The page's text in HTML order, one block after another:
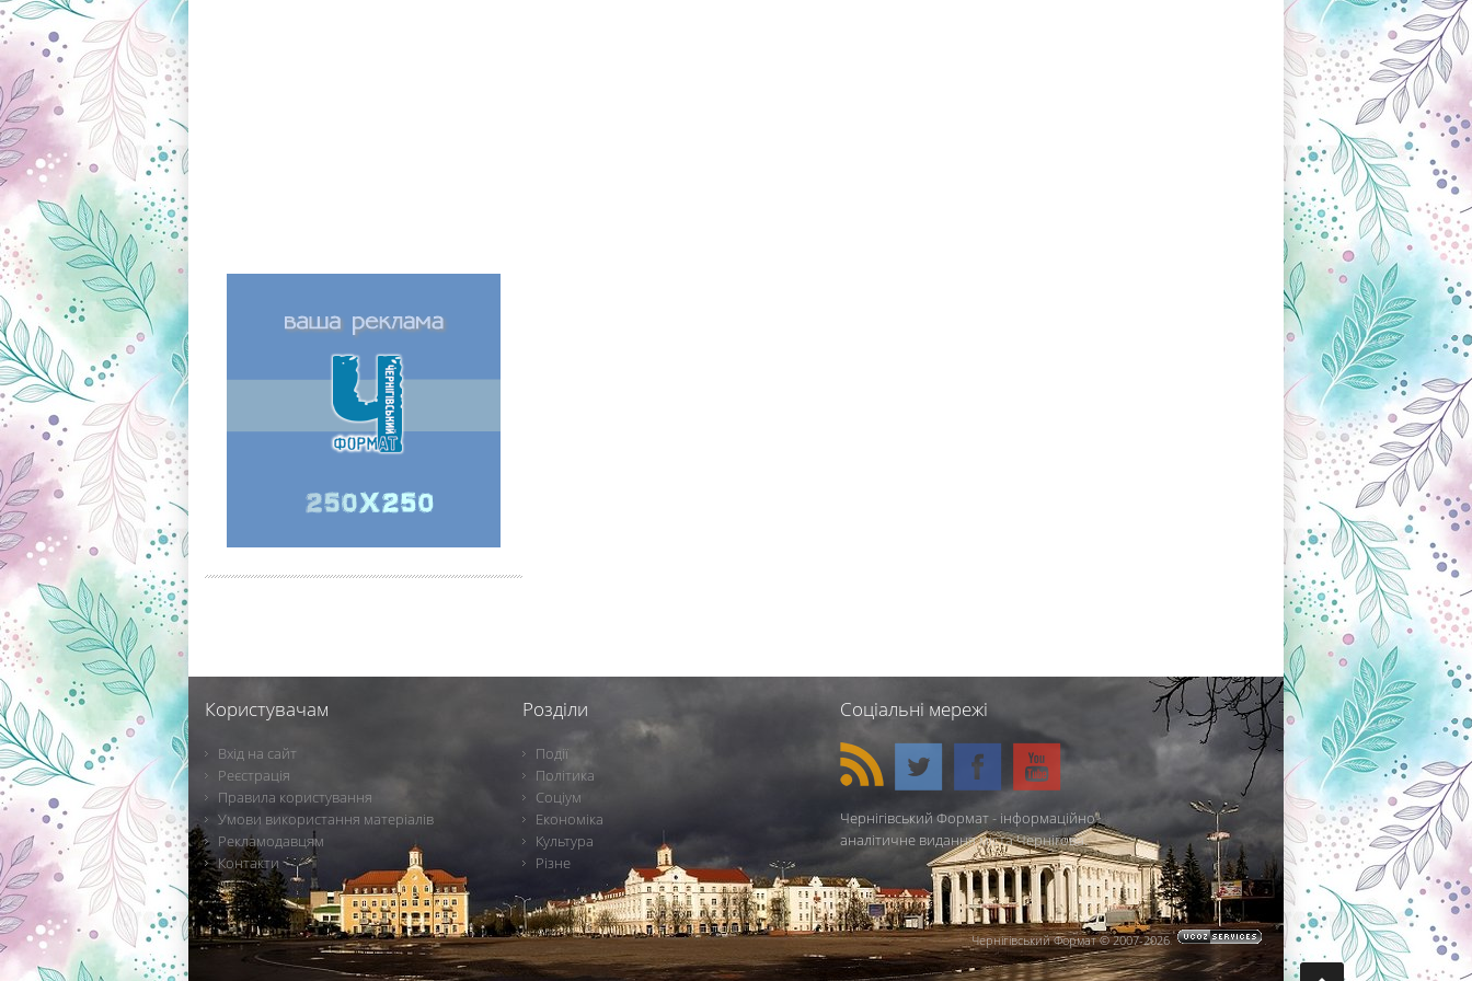
Користувачам
Вхід на сайт
Реєстрація
Правила користування
Умови використання матеріалів
Рекламодавцям
Контакти
Розділи
Події
Політика
Соціум
Економіка
Культура
Різне
Соціальні мережі
Чернігівський Формат - інформаційно-
аналітичне видання міста Чернігова.
Чернігівський Формат © 2007-2026. .